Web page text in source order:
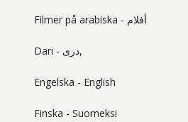
Filmer på arabiska - أفلام
Dari - دری,
Engelska - English
Finska - Suomeksi